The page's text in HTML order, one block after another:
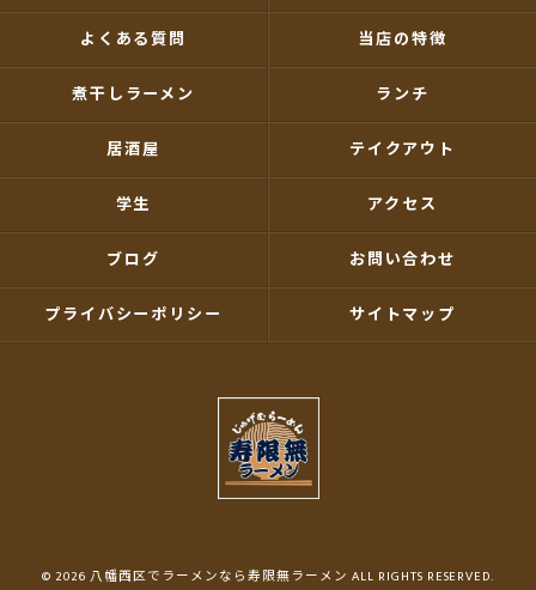
よくある質問 当店の特徴
煮干しラーメン ランチ
居酒屋 テイクアウト
学生 アクセス
ブログ お問い合わせ
プライバシーポリシー サイトマップ
© 2026 八幡西区でラーメンなら寿限無ラーメン ALL RIGHTS RESERVED.